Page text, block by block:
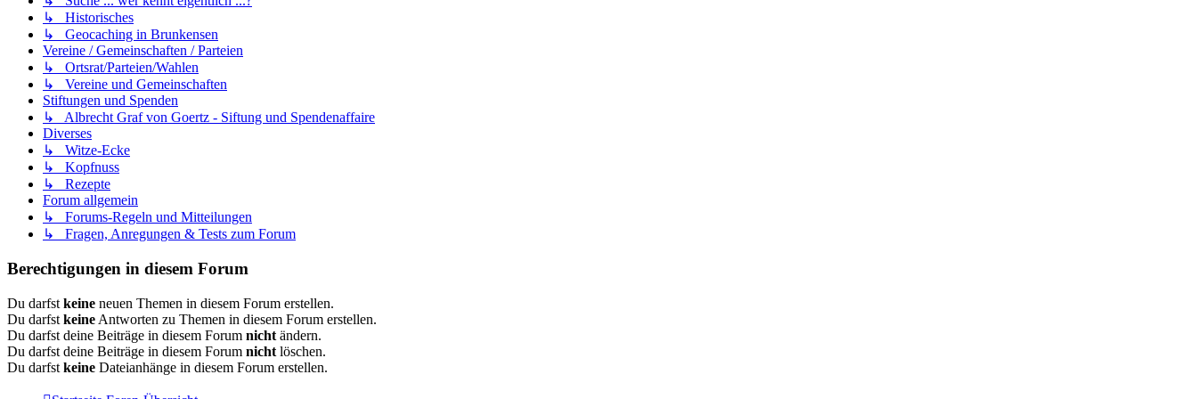
↳ Historisches
↳ Geocaching in Brunkensen
Vereine / Gemeinschaften / Parteien
↳ Ortsrat/Parteien/Wahlen
↳ Vereine und Gemeinschaften
Stiftungen und Spenden
↳ Albrecht Graf von Goertz - Siftung und Spendenaffaire
Diverses
↳ Witze-Ecke
↳ Kopfnuss
↳ Rezepte
Forum allgemein
↳ Forums-Regeln und Mitteilungen
↳ Fragen, Anregungen & Tests zum Forum
Berechtigungen in diesem Forum
Du darfst keine neuen Themen in diesem Forum erstellen.
Du darfst keine Antworten zu Themen in diesem Forum erstellen.
Du darfst deine Beiträge in diesem Forum nicht ändern.
Du darfst deine Beiträge in diesem Forum nicht löschen.
Du darfst keine Dateianhänge in diesem Forum erstellen.